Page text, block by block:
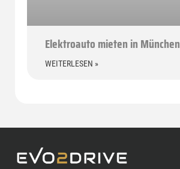
Elektroauto mieten in München
WEITERLESEN »